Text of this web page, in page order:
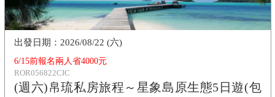
6/15前報名兩人省4000元
ROR056822CIC
(週六)帛琉私房旅程～星象島原生態5日遊(包
2026/08/22 (六)